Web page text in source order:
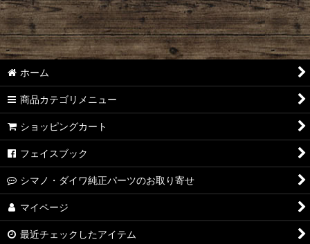
ホーム
商品カテゴリメニュー
ショッピングカート
フェイスブック
シマノ・ダイワ純正パーツのお取り寄せ
マイページ
最近チェックしたアイテム